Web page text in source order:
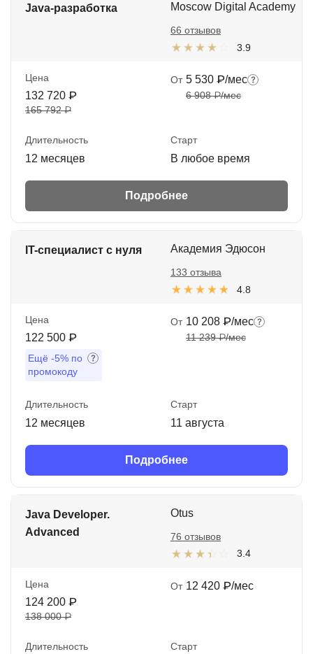
Java-разработка Moscow Digital Academy
3.9
66 отзывов
Цена
132 720 ₽
165 792 ₽
От 5 530 ₽/мес
6 908 ₽/мес
Длительность
12 месяцев
Старт
В любое время
Подробнее
IT-специалист с нуля Академия Эдюсон
4.8
133 отзыва
Цена
122 500 ₽
Ещё -5% по
промокоду
От 10 208 ₽/мес
11 239 ₽/мес
Длительность
12 месяцев
Старт
11 августа
Подробнее
Java Developer.
Advanced
Otus
3.4
76 отзывов
Цена
124 200 ₽
138 000 ₽
От 12 420 ₽/мес
Длительность Старт